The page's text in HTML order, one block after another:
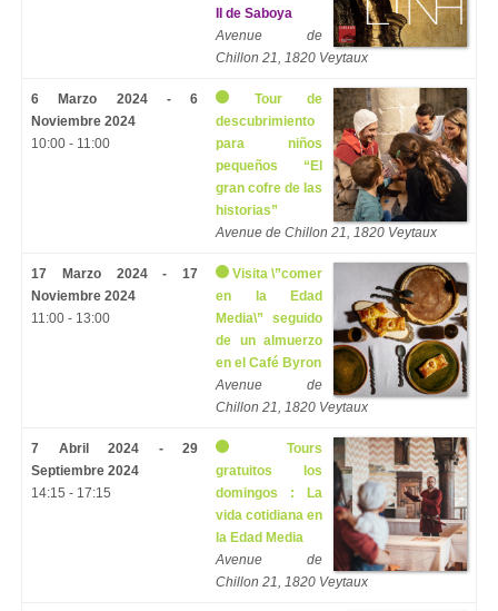
II de Saboya
Avenue de
Chillon 21, 1820 Veytaux
6 Marzo 2024 - 6
Noviembre 2024
10:00 - 11:00
Tour de
descubrimiento
para niños
pequeños “El
gran cofre de las
historias”
Avenue de Chillon 21, 1820 Veytaux
17 Marzo 2024 - 17
Noviembre 2024
11:00 - 13:00
Visita \”comer
en la Edad
Media\” seguido
de un almuerzo
en el Café Byron
Avenue de
Chillon 21, 1820 Veytaux
7 Abril 2024 - 29
Septiembre 2024
14:15 - 17:15
Tours
gratuitos los
domingos : La
vida cotidiana en
la Edad Media
Avenue de
Chillon 21, 1820 Veytaux